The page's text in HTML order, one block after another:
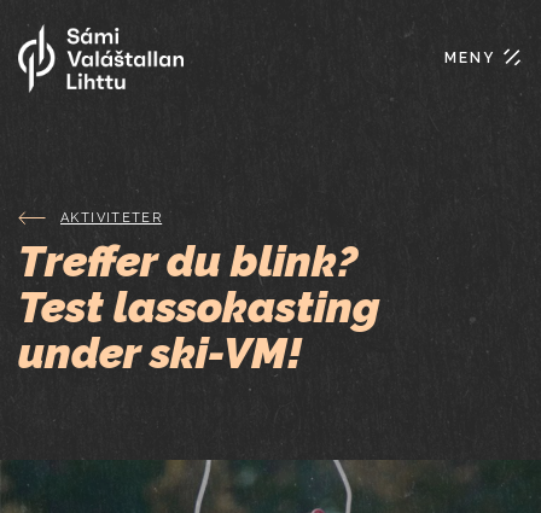
MENY
AKTIVITETER
Treffer du blink?
Test lassokasting
under ski-VM!